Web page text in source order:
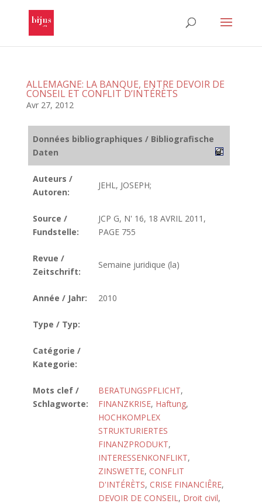
ALLEMAGNE: LA BANQUE, ENTRE DEVOIR DE
CONSEIL ET CONFLIT D’INTÉRÈTS
Avr 27, 2012
Données bibliographiques / Bibliografische
Daten
Auteurs /
Autoren:
JEHL, JOSEPH;
Source /
Fundstelle:
JCP G, N' 16, 18 AVRIL 2011,
PAGE 755
Revue /
Zeitschrift:
Semaine juridique (la)
Année / Jahr: 2010
Type / Typ:
Catégorie /
Kategorie:
Mots clef /
Schlagworte:
BERATUNGSPFLICHT,
FINANZKRISE, Haftung,
HOCHKOMPLEX
STRUKTURIERTES
FINANZPRODUKT,
INTERESSENKONFLIKT,
ZINSWETTE, CONFLIT
D'INTÉRÈTS, CRISE FINANCIÊRE,
DEVOIR DE CONSEIL, Droit civil,